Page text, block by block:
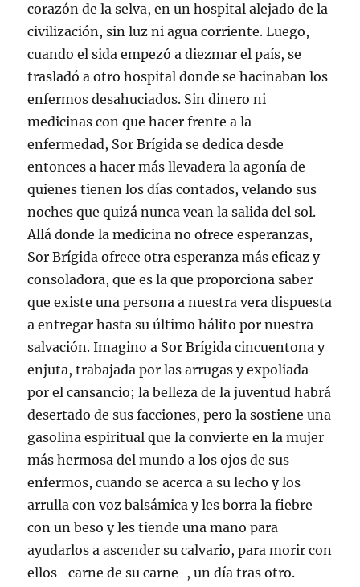
corazón de la selva, en un hospital alejado de la
civilización, sin luz ni agua corriente. Luego,
cuando el sida empezó a diezmar el país, se
trasladó a otro hospital donde se hacinaban los
enfermos desahuciados. Sin dinero ni
medicinas con que hacer frente a la
enfermedad, Sor Brígida se dedica desde
entonces a hacer más llevadera la agonía de
quienes tienen los días contados, velando sus
noches que quizá nunca vean la salida del sol.
Allá donde la medicina no ofrece esperanzas,
Sor Brígida ofrece otra esperanza más eficaz y
consoladora, que es la que proporciona saber
que existe una persona a nuestra vera dispuesta
a entregar hasta su último hálito por nuestra
salvación. Imagino a Sor Brígida cincuentona y
enjuta, trabajada por las arrugas y expoliada
por el cansancio; la belleza de la juventud habrá
desertado de sus facciones, pero la sostiene una
gasolina espiritual que la convierte en la mujer
más hermosa del mundo a los ojos de sus
enfermos, cuando se acerca a su lecho y los
arrulla con voz balsámica y les borra la fiebre
con un beso y les tiende una mano para
ayudarlos a ascender su calvario, para morir con
ellos -carne de su carne-, un día tras otro.